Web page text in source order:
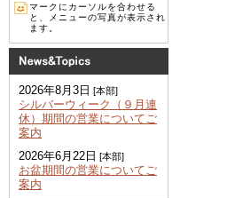
マークにカーソルを合わせる
と、メニューの写真が表示され
ます。
2026年8月3日 [本部]
シルバーウィーク（９月連
休）期間の営業についてご
案内
2026年6月22日 [本部]
お盆期間の営業についてご
案内